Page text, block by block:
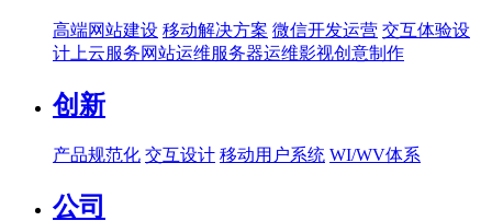
高端网站建设 移动解决方案 微信开发运营 交互体验设
计 上云服务网站运维服务器运维影视创意制作
创新
产品规范化 交互设计 移动用户系统 WI/WV体系
公司